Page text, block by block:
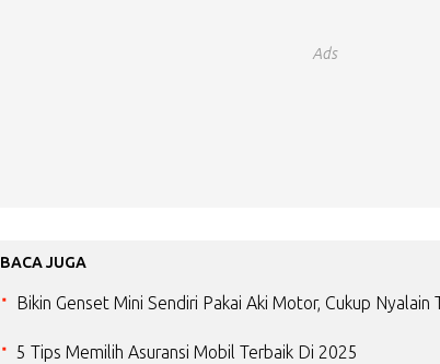
Ads
BACA JUGA
Bikin Genset Mini Sendiri Pakai Aki Motor, Cukup Nyalain
5 Tips Memilih Asuransi Mobil Terbaik Di 2025